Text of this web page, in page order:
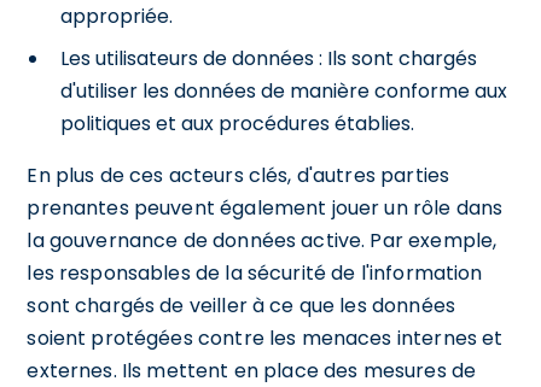
appropriée.
Les utilisateurs de données : Ils sont chargés
d'utiliser les données de manière conforme aux
politiques et aux procédures établies.
En plus de ces acteurs clés, d'autres parties
prenantes peuvent également jouer un rôle dans
la gouvernance de données active. Par exemple,
les responsables de la sécurité de l'information
sont chargés de veiller à ce que les données
soient protégées contre les menaces internes et
externes. Ils mettent en place des mesures de